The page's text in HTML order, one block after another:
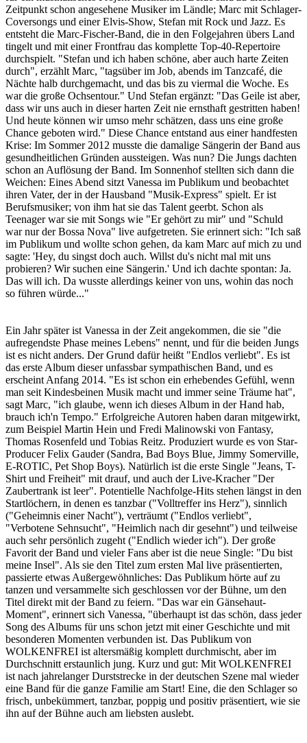
Zeitpunkt schon angesehene Musiker im Ländle; Marc mit Schlager-
Coversongs und einer Elvis-Show, Stefan mit Rock und Jazz. Es
entsteht die Marc-Fischer-Band, die in den Folgejahren übers Land
tingelt und mit einer Frontfrau das komplette Top-40-Repertoire
durchspielt. "Stefan und ich haben schöne, aber auch harte Zeiten
durch", erzählt Marc, "tagsüber im Job, abends im Tanzcafé, die
Nächte halb durchgemacht, und das bis zu viermal die Woche. Es
war die große Ochsentour." Und Stefan ergänzt: "Das Geile ist aber,
dass wir uns auch in dieser harten Zeit nie ernsthaft gestritten haben!
Und heute können wir umso mehr schätzen, dass uns eine große
Chance geboten wird." Diese Chance entstand aus einer handfesten
Krise: Im Sommer 2012 musste die damalige Sängerin der Band aus
gesundheitlichen Gründen aussteigen. Was nun? Die Jungs dachten
schon an Auflösung der Band. Im Sonnenhof stellten sich dann die
Weichen: Eines Abend sitzt Vanessa im Publikum und beobachtet
ihren Vater, der in der Hausband "Musik-Express" spielt. Er ist
Berufsmusiker; von ihm hat sie das Talent geerbt. Schon als
Teenager war sie mit Songs wie "Er gehört zu mir" und "Schuld
war nur der Bossa Nova" live aufgetreten. Sie erinnert sich: "Ich saß
im Publikum und wollte schon gehen, da kam Marc auf mich zu und
sagte: 'Hey, du singst doch auch. Willst du's nicht mal mit uns
probieren? Wir suchen eine Sängerin.' Und ich dachte spontan: Ja.
Das will ich. Da wusste allerdings keiner von uns, wohin das noch
so führen würde..."
Ein Jahr später ist Vanessa in der Zeit angekommen, die sie "die
aufregendste Phase meines Lebens" nennt, und für die beiden Jungs
ist es nicht anders. Der Grund dafür heißt "Endlos verliebt". Es ist
das erste Album dieser unfassbar sympathischen Band, und es
erscheint Anfang 2014. "Es ist schon ein erhebendes Gefühl, wenn
man seit Kindesbeinen Musik macht und immer seine Träume hat",
sagt Marc, "ich glaube, wenn ich dieses Album in der Hand hab,
brauch ich'n Tempo." Erfolgreiche Autoren haben daran mitgewirkt,
zum Beispiel Martin Hein und Fredi Malinowski von Fantasy,
Thomas Rosenfeld und Tobias Reitz. Produziert wurde es von Star-
Producer Felix Gauder (Sandra, Bad Boys Blue, Jimmy Somerville,
E-ROTIC, Pet Shop Boys). Natürlich ist die erste Single "Jeans, T-
Shirt und Freiheit" mit drauf, und auch der Live-Kracher "Der
Zaubertrank ist leer". Potentielle Nachfolge-Hits stehen längst in den
Startlöchern, in denen es tanzbar ("Volltreffer ins Herz"), sinnlich
("Geheimnis einer Nacht"), verträumt ("Endlos verliebt",
"Verbotene Sehnsucht", "Heimlich nach dir gesehnt") und teilweise
auch sehr persönlich zugeht ("Endlich wieder ich"). Der große
Favorit der Band und vieler Fans aber ist die neue Single: "Du bist
meine Insel". Als sie den Titel zum ersten Mal live präsentierten,
passierte etwas Außergewöhnliches: Das Publikum hörte auf zu
tanzen und versammelte sich geschlossen vor der Bühne, um den
Titel direkt mit der Band zu feiern. "Das war ein Gänsehaut-
Moment", erinnert sich Vanessa, "überhaupt ist das schön, dass jeder
Song des Albums für uns schon jetzt mit einer Geschichte und mit
besonderen Momenten verbunden ist. Das Publikum von
WOLKENFREI ist altersmäßig komplett durchmischt, aber im
Durchschnitt erstaunlich jung. Kurz und gut: Mit WOLKENFREI
ist nach jahrelanger Durststrecke in der deutschen Szene mal wieder
eine Band für die ganze Familie am Start! Eine, die den Schlager so
frisch, unbekümmert, tanzbar, poppig und positiv präsentiert, wie sie
ihn auf der Bühne auch am liebsten auslebt.